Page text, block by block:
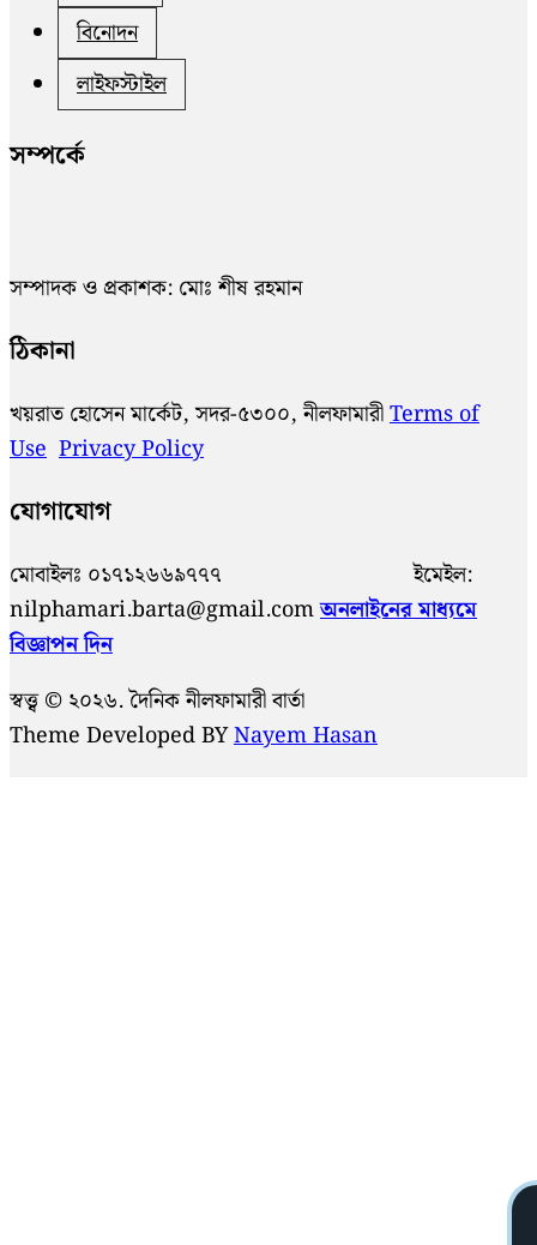
বিনোদন
লাইফস্টাইল
সম্পর্কে
সম্পাদক ও প্রকাশক: মোঃ শীষ রহমান
ঠিকানা
খয়রাত হোসেন মার্কেট, সদর-৫৩০০, নীলফামারীTerms of
Use Privacy Policy
যোগাযোগ
মোবাইলঃ ০১৭১২৬৬৯৭৭৭ ইমেইল:
nilphamari.barta@gmail.comঅনলাইনের মাধ্যমে
বিজ্ঞাপন দিন
স্বত্ত্ব © ২০২৬. দৈনিক নীলফামারী বার্তা
Theme Developed BYNayem Hasan